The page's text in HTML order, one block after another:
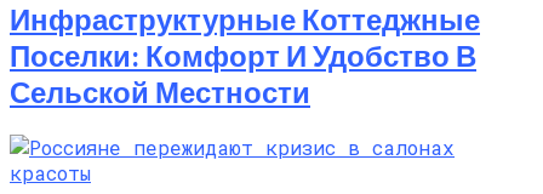
Инфраструктурные Коттеджные
Поселки: Комфорт И Удобство В
Сельской Местности